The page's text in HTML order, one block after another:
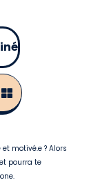
motivé.e ? Alors
pourra te